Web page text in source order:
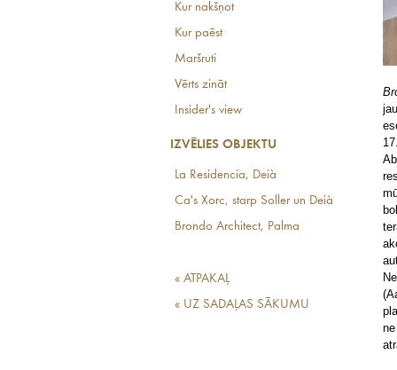
Kur nakšņot
Kur paēst
Maršruti
Vērts zināt
Insider's view
IZVĒLIES OBJEKTU
La Residencia, Deià
Ca's Xorc, starp Soller un Deià
Brondo Architect, Palma
« ATPAKAĻ
« UZ SADAĻAS SĀKUMU